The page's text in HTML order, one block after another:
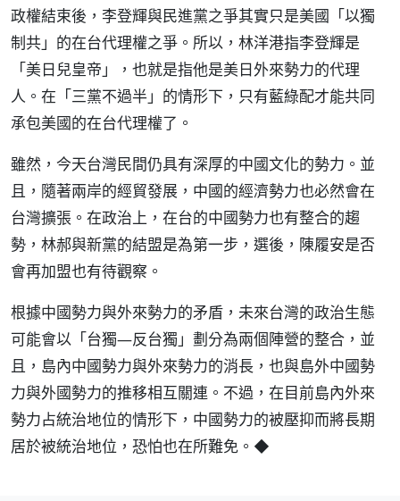
政權結束後，李登輝與民進黨之爭其實只是美國「以獨
制共」的在台代理權之爭。所以，林洋港指李登輝是
「美日兒皇帝」，也就是指他是美日外來勢力的代理
人。在「三黨不過半」的情形下，只有藍綠配才能共同
承包美國的在台代理權了。
雖然，今天台灣民間仍具有深厚的中國文化的勢力。並
且，隨著兩岸的經貿發展，中國的經濟勢力也必然會在
台灣擴張。在政治上，在台的中國勢力也有整合的趨
勢，林郝與新黨的結盟是為第一步，選後，陳履安是否
會再加盟也有待觀察。
根據中國勢力與外來勢力的矛盾，未來台灣的政治生態
可能會以「台獨—反台獨」劃分為兩個陣營的整合，並
且，島內中國勢力與外來勢力的消長，也與島外中國勢
力與外國勢力的推移相互關連。不過，在目前島內外來
勢力占統治地位的情形下，中國勢力的被壓抑而將長期
居於被統治地位，恐怕也在所難免。◆